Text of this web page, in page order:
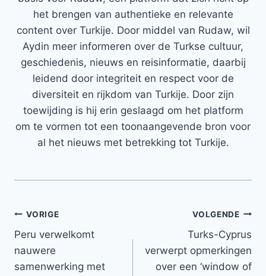
het brengen van authentieke en relevante
content over Turkije. Door middel van Rudaw, wil
Aydin meer informeren over de Turkse cultuur,
geschiedenis, nieuws en reisinformatie, daarbij
leidend door integriteit en respect voor de
diversiteit en rijkdom van Turkije. Door zijn
toewijding is hij erin geslaagd om het platform
om te vormen tot een toonaangevende bron voor
al het nieuws met betrekking tot Turkije.
Bericht
navigatie
VORIGE
Peru verwelkomt
nauwere
samenwerking met
VOLGENDE
Turks-Cyprus
verwerpt opmerkingen
over een ‘window of